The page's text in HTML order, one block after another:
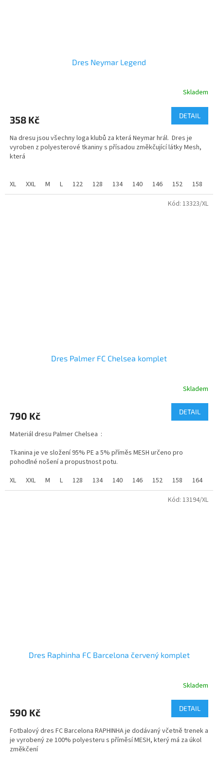
Dres Neymar Legend
je
z
5
hvězdiček.
Skladem
358 Kč DETAIL
Na dresu jsou všechny loga klubů za která Neymar hrál. Dres je
vyroben z polyesterové tkaniny s přísadou změkčující látky Mesh,
která
slavnostních příležitostech.
Velikosti dětské od 116 do 158 a velikosti dospělé od S do XXL.
XL XXL M L 122 128 134 140 146 152 158
Dres Palmer FC Chelsea komplet
je
z
hvězdiček.
Skladem
790 Kč DETAIL
Materiál dresu Palmer Chelsea :
Tkanina je ve složení 95% PE a 5% příměs MESH určeno pro
pohodlné nošení a propustnost potu.
Vyroben z vysoce kvalitního, prodyšného materiálu, je dres Palmer
Chelsea ideální pro zápasy i každodenní nošení.
XL XXL M L 128 134 140 146 152 158 164
Kód: 13323/XL
Dres Raphinha FC Barcelona červený komplet
je
z
5
hvězdiček.
Skladem
590 Kč DETAIL
Fotbalový dres FC Barcelona RAPHINHA je dodávaný včetně trenek a
je vyrobený ze 100% polyesteru s příměsí MESH, který má za úkol
změkčení
Kód: 13194/XL